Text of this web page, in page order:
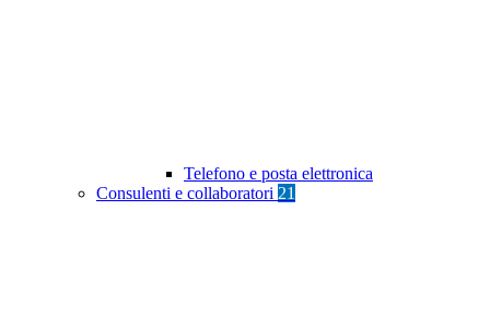
Telefono e posta elettronica
Consulenti e collaboratori 21